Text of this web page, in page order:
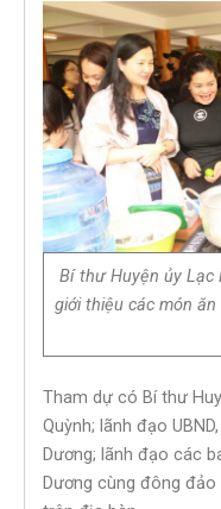
Bí thư Huyện ủy Lạc
giới thiệu các món
Tham dự có Bí thư
Quỳnh; lãnh đạo
Dương; lãnh đạo các
Dương cùng đông đảo